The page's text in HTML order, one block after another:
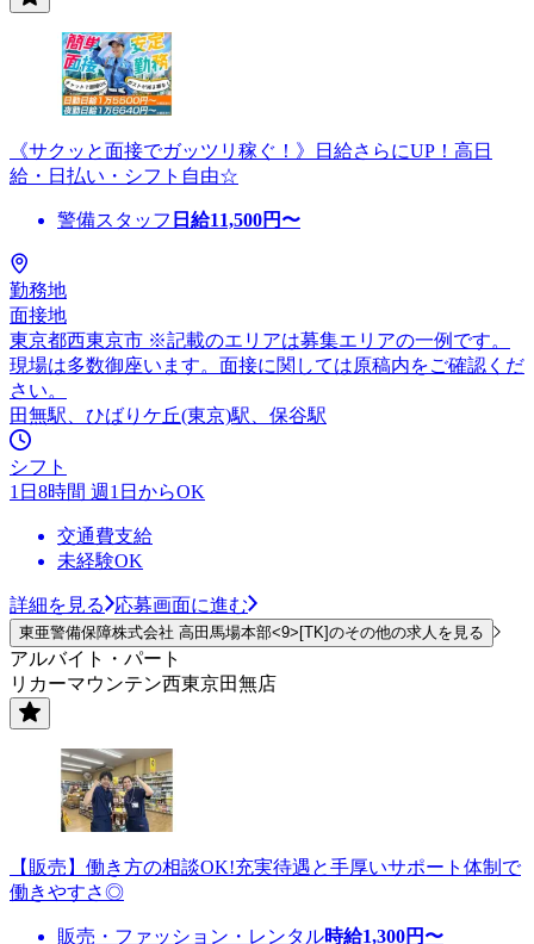
《サクッと面接でガッツリ稼ぐ！》日給さらにUP！高日
給・日払い・シフト自由☆
警備スタッフ 日給11,500円〜
勤務地
面接地
東京都西東京市 ※記載のエリアは募集エリアの一例です。
現場は多数御座います。面接に関しては原稿内をご確認くだ
さい。
田無駅、ひばりケ丘(東京)駅、保谷駅
シフト
1日8時間 週1日からOK
交通費支給
未経験OK
詳細を見る 応募画面に進む
東亜警備保障株式会社 高田馬場本部<9>[TK]のその他の求人を見る
アルバイト・パート
リカーマウンテン西東京田無店
【販売】働き方の相談OK!充実待遇と手厚いサポート体制で
働きやすさ◎
販売・ファッション・レンタル時給1,300円〜